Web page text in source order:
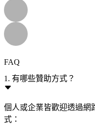
FAQ
1. 有哪些贊助方式？
個人或企業皆歡迎透過網
式：